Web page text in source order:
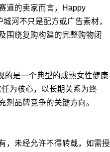
道的卖家而言，Happy
河不只是配方或广告素材，
围绕复购构建的完整购物闭
的是一个典型的成熟女性健康
为核心，以长期关系为终
剂品牌竞争的关键方向。
，未经允许不得转载，如需授